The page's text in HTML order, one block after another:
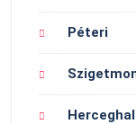
Péteri